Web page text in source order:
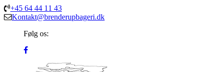
+45 64 44 11 43
Kontakt@brenderupbageri.dk
Følg os: